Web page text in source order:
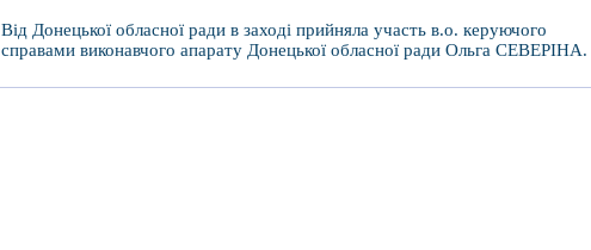
Від Донецької обласної ради в заході прийняла участь в.о. керуючого
справами виконавчого апарату Донецької обласної ради Ольга СЕВЕРІНА.